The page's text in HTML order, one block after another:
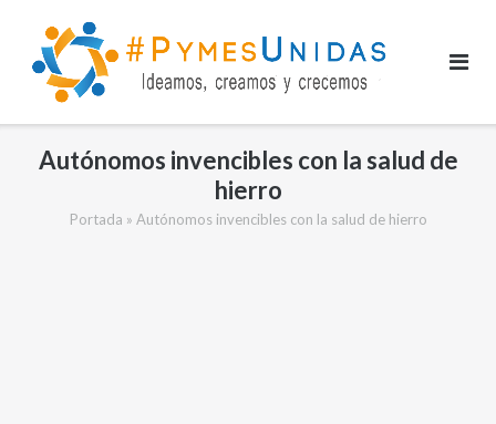
contenido
Autónomos invencibles con la salud de
hierro
Portada » Autónomos invencibles con la salud de hierro